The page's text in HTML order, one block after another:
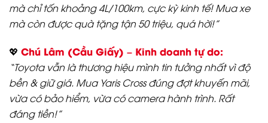
mà chỉ tốn khoảng 4L/100km, cực kỳ kinh tế! Mua xe
mà còn được quà tặng tận 50 triệu, quá hời!”
💖 Chú Lâm (Cầu Giấy) – Kinh doanh tự do:
“Toyota vẫn là thương hiệu mình tin tưởng nhất vì độ
bền & giữ giá. Mua Yaris Cross đúng đợt khuyến mãi,
vừa có bảo hiểm, vừa có camera hành trình. Rất
đáng tiền!”